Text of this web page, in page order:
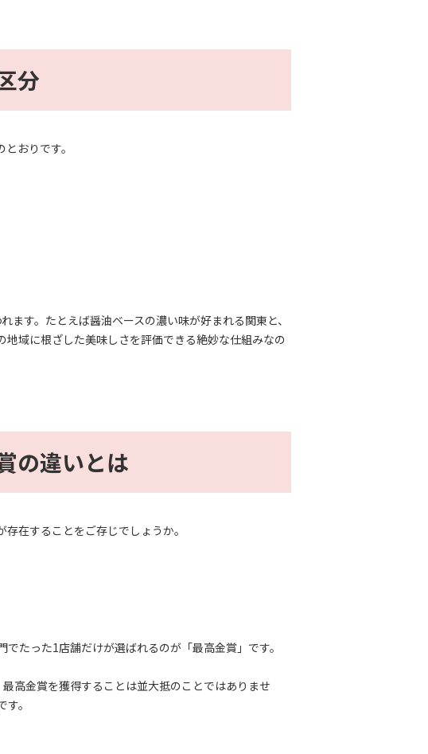
分
おりです。
す。たとえば醤油ベースの濃い味が好まれる関東と、
域に根ざした美味しさを評価できる絶妙な仕組みなの
の違いとは
在することをご存じでしょうか。
たった1店舗だけが選ばれるのが「最高金賞」です。
高金賞を獲得することは並大抵のことではありませ
。